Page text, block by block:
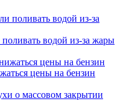
водой из-за жары
цены на бензин